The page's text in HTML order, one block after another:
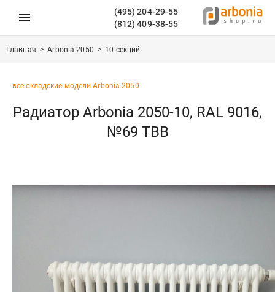
(495) 204-29-55
(812) 409-38-55
Главная >Arbonia 2050 > 10 секций
все складские модели Arbonia 2050
Радиатор Arbonia 2050-10, RAL 9016,
№69 ТВВ